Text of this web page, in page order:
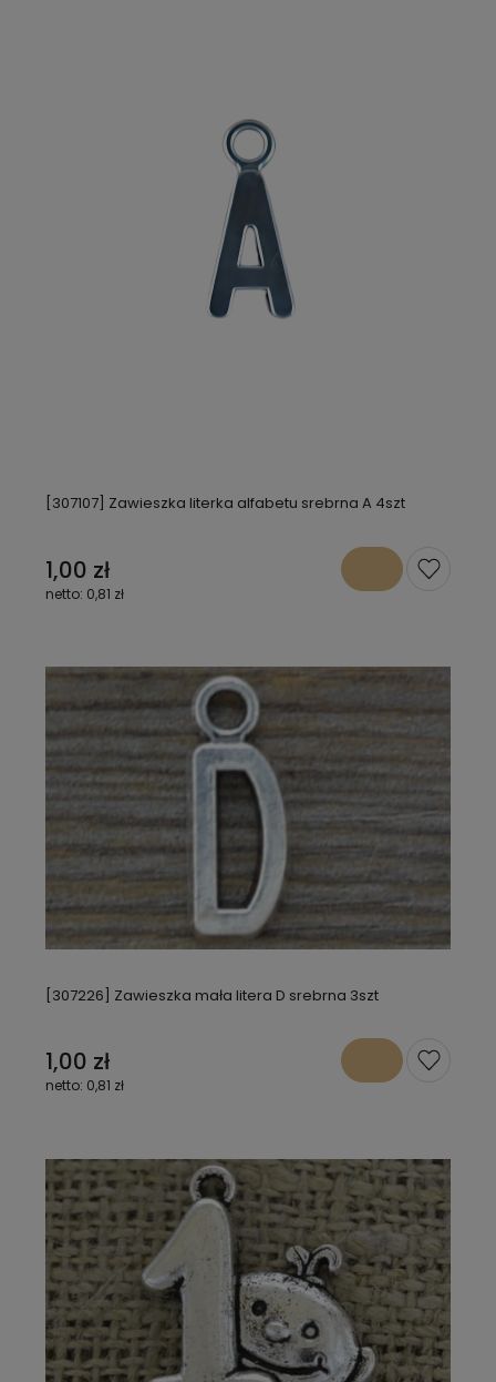
[307107] Zawieszka literka alfabetu srebrna A 4szt
1,00 zł
0,81 zł
[307226] Zawieszka mała litera D srebrna 3szt
1,00 zł
0,81 zł